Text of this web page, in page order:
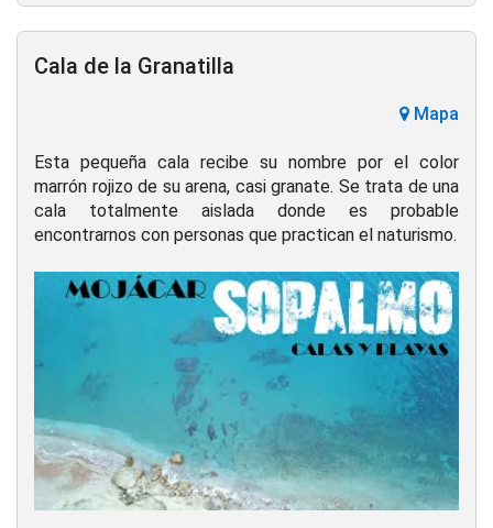
Cala de la Granatilla
Mapa
Esta pequeña cala recibe su nombre por el color
marrón rojizo de su arena, casi granate. Se trata de una
cala totalmente aislada donde es probable
encontrarnos con personas que practican el naturismo.